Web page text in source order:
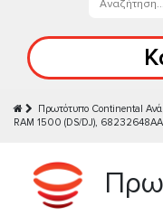
Πρωτότυπο Continental
RAM 1500 (DS/DJ), 68232648AA